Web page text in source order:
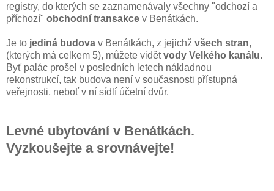
registry, do kterých se zaznamenávaly všechny "odchozí a
příchozí" obchodní transakce v Benátkách.
Je to jediná budova v Benátkách, z jejichž všech stran,
(kterých má celkem 5), můžete vidětvody Velkého kanálu.
Byť palác prošel v posledních letech nákladnou
rekonstrukcí, tak budova není v současnosti přístupná
veřejnosti, neboť v ní sídlí účetní dvůr.
Levné ubytování v Benátkách.
Vyzkoušejte a srovnávejte!